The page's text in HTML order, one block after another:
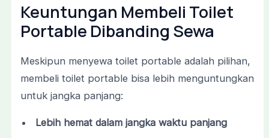
Keuntungan Membeli Toilet
Portable Dibanding Sewa
Meskipun menyewa toilet portable adalah pilihan,
membeli toilet portable bisa lebih menguntungkan
untuk jangka panjang:
Lebih hemat dalam jangka waktu panjang